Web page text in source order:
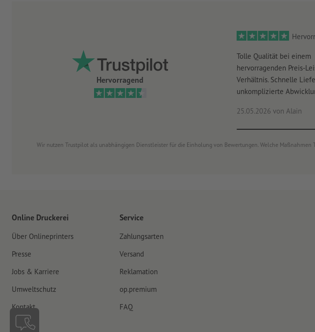
Hervorragend
Tolle Qualität bei einem
hervorragenden Preis-
Verhältnis. Schnelle
unkomplizierte
25.05.2026 von Alain
Wir nutzen Trustpilot als unabhängigen Dienstleister für die Einholung von Bewertungen. Welche
Online Druckerei
Über Onlineprinters
Presse
Jobs & Karriere
Umweltschutz
Kontakt
Service
Zahlungsarten
Versand
Reklamation
op.premium
FAQ